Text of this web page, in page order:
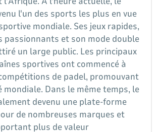
l'un des sports les plus en vue
mondiale. Ses jeux rapides,
passionnants et son mode double
un large public. Les principaux
sportives ont commencé à
de padel, promouvant
Dans le même temps, le
devenu une plate-forme
de nombreuses marques et
plus de valeur